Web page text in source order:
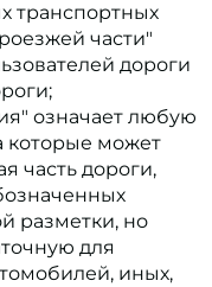
транспортных
части"
дороги
означает любую
которые может
часть дороги,
разметки, но
для
иных,